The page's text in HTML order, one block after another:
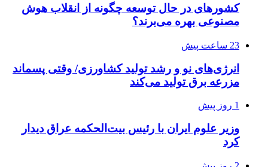
کشورهای در حال توسعه چگونه از انقلاب هوش
مصنوعی بهره می‌برند؟
23 ساعت پیش
انرژی‌های نو و رشد تولید کشاورزی/ وقتی پسماند
مزرعه‌ برق تولید می‌کند
1 روز پیش
وزیر علوم ایران با رئیس بیت‌الحکمه عراق دیدار
کرد